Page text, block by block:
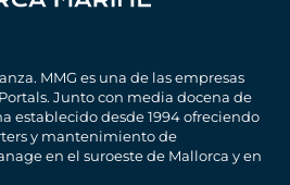
MMG es una de las empresas
Junto con media docena de
establecido desde 1994 ofreciendo
y mantenimiento de
en el suroeste de Mallorca y en